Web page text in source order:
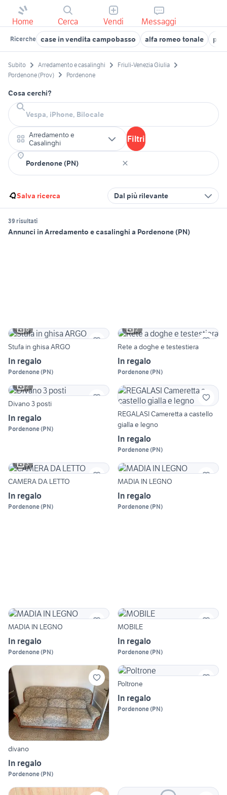
Home Cerca Vendi Messaggi
Ricerche case in vendita campobasso alfa romeo tonale
Subito Arredamento e casalinghi
Friuli-Venezia Giulia
Pordenone (Prov)
Pordenone
Cosa cerchi?
Arredamento e
Casalinghi
Filtri
Salva ricerca Dal più rilevante
39 risultati
Annunci in Arredamento e casalinghi a Pordenone (PN)
6
Stufa in ghisa ARGO
In regalo
Pordenone(PN)
2
Rete a doghe e testestiera
In regalo
Pordenone(PN)
2
Divano 3 posti
In regalo
Pordenone(PN)
REGALASI Cameretta a castello
gialla e legno
In regalo
Pordenone(PN)
3
CAMERA DA LETTO
In regalo
Pordenone(PN)
MADIA IN LEGNO
In regalo
Pordenone(PN)
MADIA IN LEGNO
In regalo
Pordenone(PN)
MOBILE
In regalo
Pordenone(PN)
divano
In regalo
Pordenone(PN)
Poltrone
In regalo
Pordenone(PN)